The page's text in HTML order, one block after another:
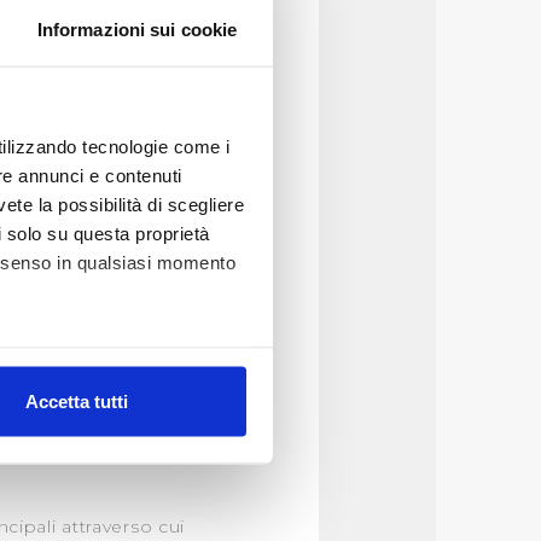
Informazioni sui cookie
tecnologie come i
annunci e contenuti
la possibilità di scegliere
su questa proprietà
in qualsiasi momento
(impronte
Accetta tutti
–
di fine
tempi previsti per le
per tutto il territorio
livelli di qualità
significativamente
nel corso del
attraverso cui